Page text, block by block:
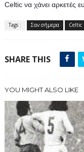
Celtic να χάνει αρκετές
Tags : Σαν σήμερα Celtic
SHARE THIS
YOU MIGHT ALSO LIKE